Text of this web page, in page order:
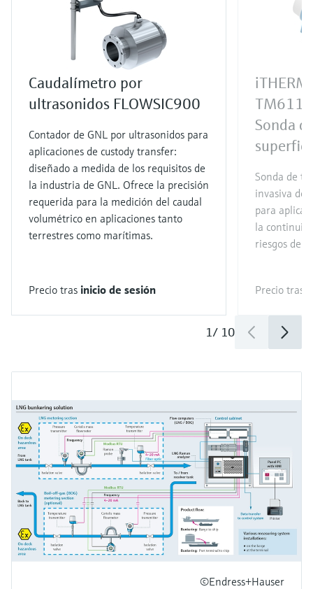
Caudalímetro por
ultrasonidos FLOWSIC900
Contador de GNL por ultrasonidos para
aplicaciones de custody transfer:
diseñado a medida de los requisitos de
la industria de GNL. Ofrece la precisión
requerida para la medición del caudal
volumétrico en aplicaciones tanto
terrestres como marítimas.
Precio tras inicio de sesión
TM611
Sonda
Sonda de
invasiva de
para
la
riesgos de
Precio tras
1/ 10
©Endress+Hauser